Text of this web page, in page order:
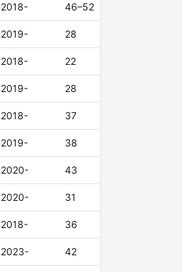
2018- 46–52
2019- 28
2018- 22
2019- 28
2018- 37
2019- 38
2020- 43
2020- 31
2018- 36
2023- 42